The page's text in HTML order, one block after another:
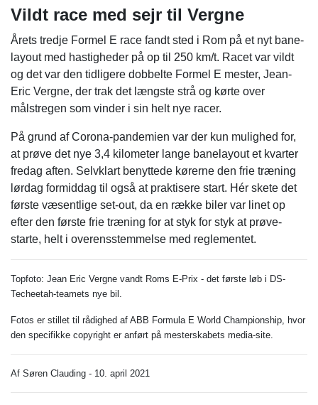
Vildt race med sejr til Vergne
Årets tredje Formel E race fandt sted i Rom på et nyt bane-
layout med hastigheder på op til 250 km/t. Racet var vildt
og det var den tidligere dobbelte Formel E mester, Jean-
Eric Vergne, der trak det længste strå og kørte over
målstregen som vinder i sin helt nye racer.
På grund af Corona-pandemien var der kun mulighed for,
at prøve det nye 3,4 kilometer lange banelayout et kvarter
fredag aften. Selvklart benyttede kørerne den frie træning
lørdag formiddag til også at praktisere start. Hér skete det
første væsentlige set-out, da en række biler var linet op
efter den første frie træning for at styk for styk at prøve-
starte, helt i overensstemmelse med reglementet.
Topfoto: Jean Eric Vergne vandt Roms E-Prix - det første løb i DS-
Techeetah-teamets nye bil.
Fotos er stillet til rådighed af ABB Formula E World Championship, hvor
den specifikke copyright er anført på mesterskabets media-site.
Af Søren Clauding - 10. april 2021